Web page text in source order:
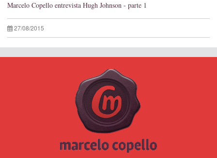
Marcelo Copello entrevista Hugh Johnson - parte 1
27/08/2015